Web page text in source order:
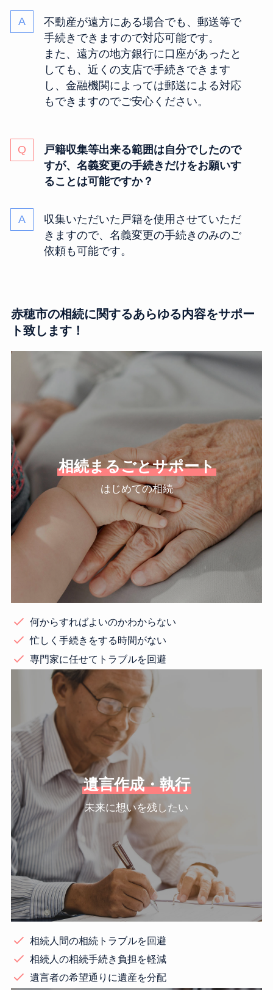
不動産が遠方にある場合でも、郵送等で
手続きできますので対応可能です。
また、遠方の地方銀行に口座があったと
しても、近くの支店で手続きできます
し、金融機関によっては郵送による対応
もできますのでご安心ください。
戸籍収集等出来る範囲は自分でしたので
すが、名義変更の手続きだけをお願いす
ることは可能ですか？
収集いただいた戸籍を使用させていただ
きますので、名義変更の手続きのみのご
依頼も可能です。
赤穂市の相続に関するあらゆる内容をサポー
ト致します！
相続まるごとサポート
はじめての相続
何からすればよいのかわからない
忙しく手続きをする時間がない
専門家に任せてトラブルを回避
遺言作成・執行
未来に想いを残したい
相続人間の相続トラブルを回避
相続人の相続手続き負担を軽減
遺言者の希望通りに遺産を分配